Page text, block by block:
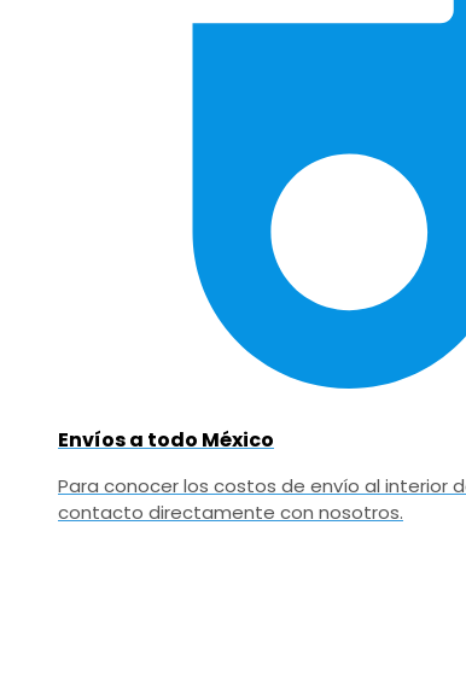
Envíos a todo México
Para conocer los costos de envío al interior
contacto directamente con nosotros.